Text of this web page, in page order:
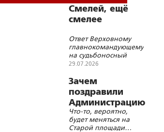
Смелей, ещё
смелее
Ответ Верховному
главнокомандующему
на судьбоносный
вопрос
29.07.2026
Зачем
поздравили
Администрацию
Президента?
Что-то, вероятно,
будет меняться на
Старой площади…